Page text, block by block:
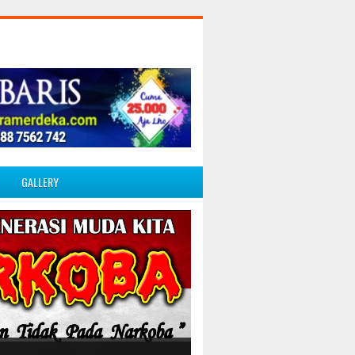
GALLERY